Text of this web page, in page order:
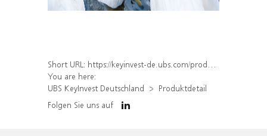
Short URL: https://keyinvest-de.ubs.com/produkt/detail/index/isin/DE000WA8RPU4
You are here:
UBS KeyInvest Deutschland
Produktdetail
Folgen Sie uns auf